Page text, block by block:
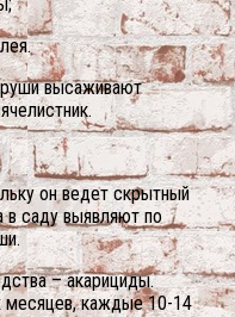
высаживают
он ведет скрытный
в саду выявляют по
– акарициды.
месяцев, каждые 10-14